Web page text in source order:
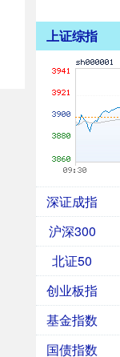
上证综指
深证成指
沪深300
北证50
创业板指
基金指数
国债指数